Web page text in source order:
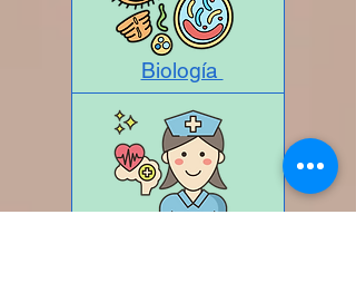
Biología